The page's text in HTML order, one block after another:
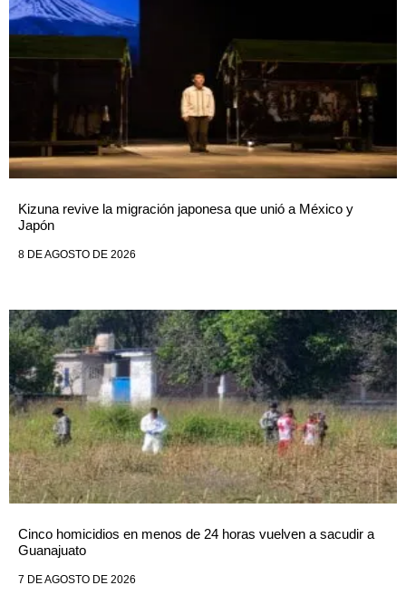
Kizuna revive la migración japonesa que unió a México y
Japón
8 DE AGOSTO DE 2026
Cinco homicidios en menos de 24 horas vuelven a sacudir a
Guanajuato
7 DE AGOSTO DE 2026